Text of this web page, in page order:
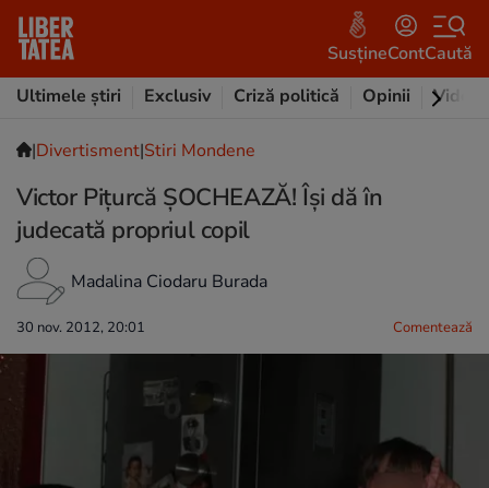
SusțineContCaută
Ultimele știri
Exclusiv Criză politică Opinii Video
|Divertisment|Stiri Mondene
Victor Piţurcă ŞOCHEAZĂ! Îşi dă în
judecată propriul copil
Madalina Ciodaru Burada
30 nov. 2012, 20:01 Comentează